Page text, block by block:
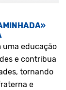
uma educação
e contribua
tornando
e